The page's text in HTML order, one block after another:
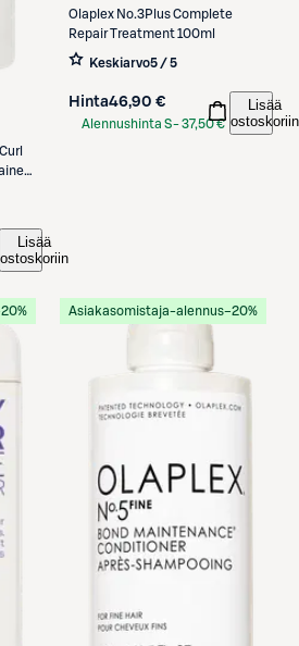
Lisää
ostoskoriin
Olaplex No.3Plus Complete
Repair Treatment 100ml
Keskiarvo5 / 5
Hinta46,90 €
Alennushinta S-37,50 €
Lisää
ostoskoriin
Asiakasomistaja-alennus−20%